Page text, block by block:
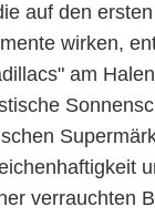
auf den
wirken,
am
verrauchten